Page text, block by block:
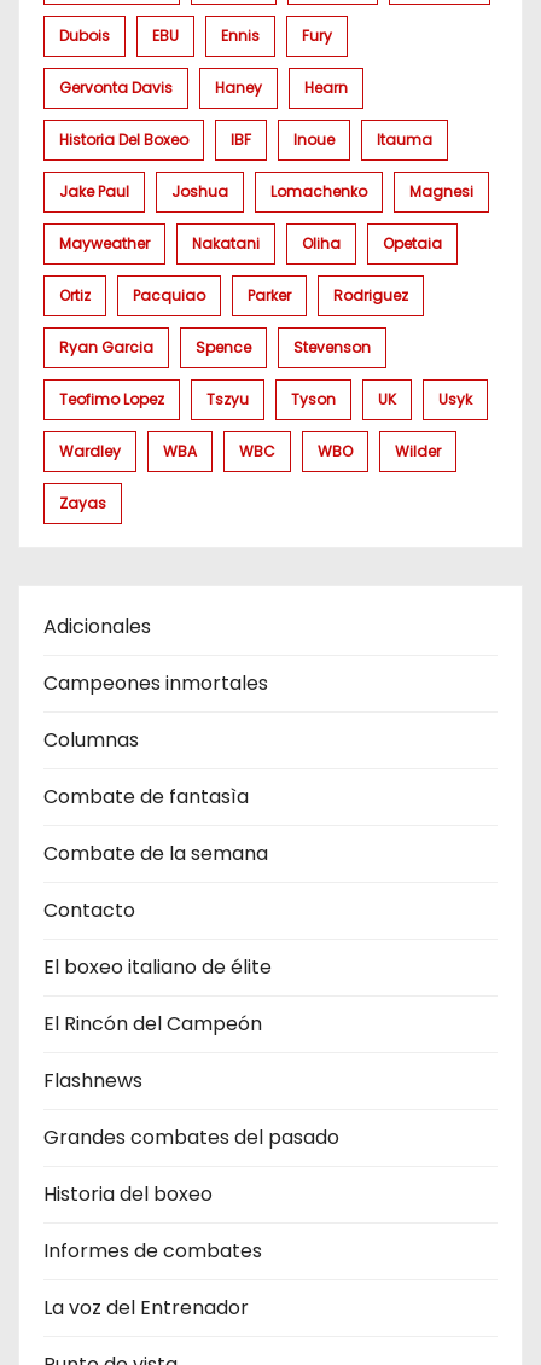
Dubois EBU Ennis Fury
Gervonta Davis Haney Hearn
Historia Del Boxeo IBF Inoue Itauma
Jake Paul Joshua Lomachenko Magnesi
Mayweather Nakatani Oliha Opetaia
Ortiz Pacquiao Parker Rodriguez
Ryan Garcia Spence Stevenson
Teofimo Lopez Tszyu Tyson UK Usyk
Wardley WBA WBC WBO Wilder
Zayas
Adicionales
Campeones inmortales
Columnas
Combate de fantasìa
Combate de la semana
Contacto
El boxeo italiano de élite
El Rincón del Campeón
Flashnews
Grandes combates del pasado
Historia del boxeo
Informes de combates
La voz del Entrenador